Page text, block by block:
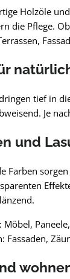
Holzöle
die Pflege.
tief in
Je
und
Farben
Möbel,
Fassaden,